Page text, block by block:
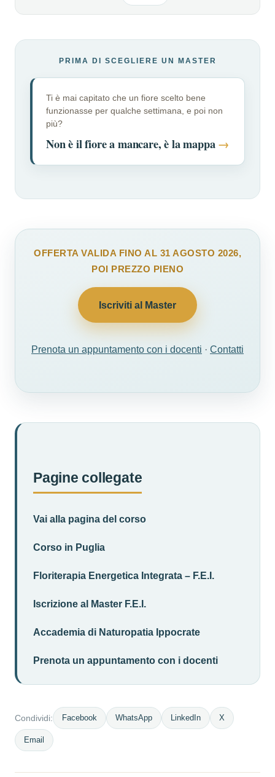
PRIMA DI SCEGLIERE UN MASTER
Ti è mai capitato che un fiore scelto bene
funzionasse per qualche settimana, e poi non
più?
Non è il fiore a mancare, è la mappa→
OFFERTA VALIDA FINO AL 31 AGOSTO 2026,
POI PREZZO PIENO
Iscriviti al Master
Prenota un appuntamento con i docenti · Contatti
Pagine collegate
Vai alla pagina del corso
Corso in Puglia
Floriterapia Energetica Integrata – F.E.I.
Iscrizione al Master F.E.I.
Accademia di Naturopatia Ippocrate
Prenota un appuntamento con i docenti
Condividi: Facebook WhatsApp LinkedIn X
Email